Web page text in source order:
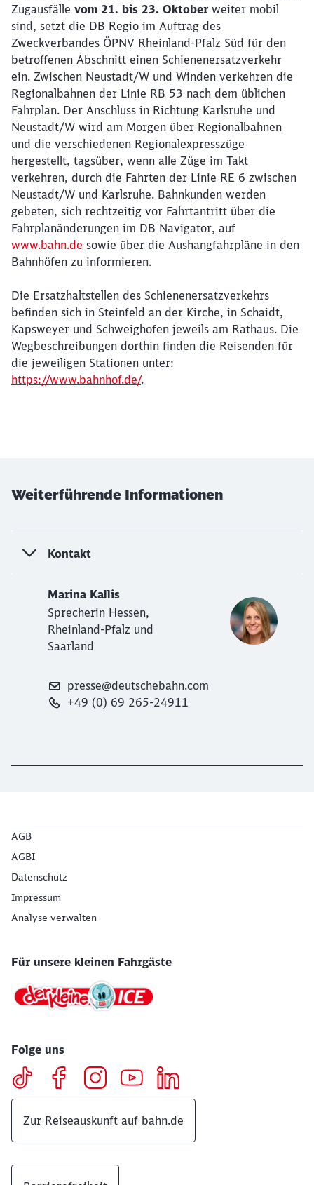
Zugausfälle vom 21. bis 23. Oktober weiter mobil
sind, setzt die DB Regio im Auftrag des
Zweckverbandes ÖPNV Rheinland-Pfalz Süd für den
betroffenen Abschnitt einen Schienenersatzverkehr
ein. Zwischen Neustadt/W und Winden verkehren die
Regionalbahnen der Linie RB 53 nach dem üblichen
Fahrplan. Der Anschluss in Richtung Karlsruhe und
Neustadt/W wird am Morgen über Regionalbahnen
und die verschiedenen Regionalexpresszüge
hergestellt, tagsüber, wenn alle Züge im Takt
verkehren, durch die Fahrten der Linie RE 6 zwischen
Neustadt/W und Karlsruhe. Bahnkunden werden
gebeten, sich rechtzeitig vor Fahrtantritt über die
Fahrplanänderungen im DB Navigator, auf
www.bahn.de sowie über die Aushangfahrpläne in den
Bahnhöfen zu informieren.
Die Ersatzhaltstellen des Schienenersatzverkehrs
befinden sich in Steinfeld an der Kirche, in Schaidt,
Kapsweyer und Schweighofen jeweils am Rathaus. Die
Wegbeschreibungen dorthin finden die Reisenden für
die jeweiligen Stationen unter:
https://www.bahnhof.de/.
Weiterführende Informationen
Kontakt
Marina Kallis
Sprecherin Hessen,
Rheinland-Pfalz und
Saarland
presse@deutschebahn.com
+49 (0) 69 265-24911
AGB
AGBI
Datenschutz
Impressum
Analyse verwalten
Für unsere kleinen Fahrgäste
Folge uns
Zur Reiseauskunft auf bahn.de
werden?
Abbrechen Weiter